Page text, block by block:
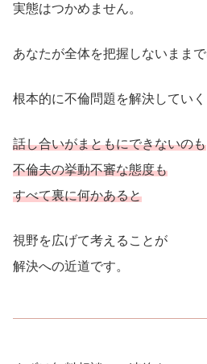
実態はつかめません。
あなたが全体を把握しないまま
根本的に不倫問題を解決してい
話し合いがまともにできないのも
不倫夫の挙動不審な態度も
すべて裏に何かあると
視野を広げて考えることが
解決への近道です。